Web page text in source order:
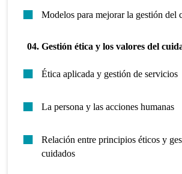
Modelos para mejorar la gestión del
04. Gestión ética y los valores del
Ética aplicada y gestión de servicios
La persona y las acciones humanas
Relación entre principios éticos y
cuidados